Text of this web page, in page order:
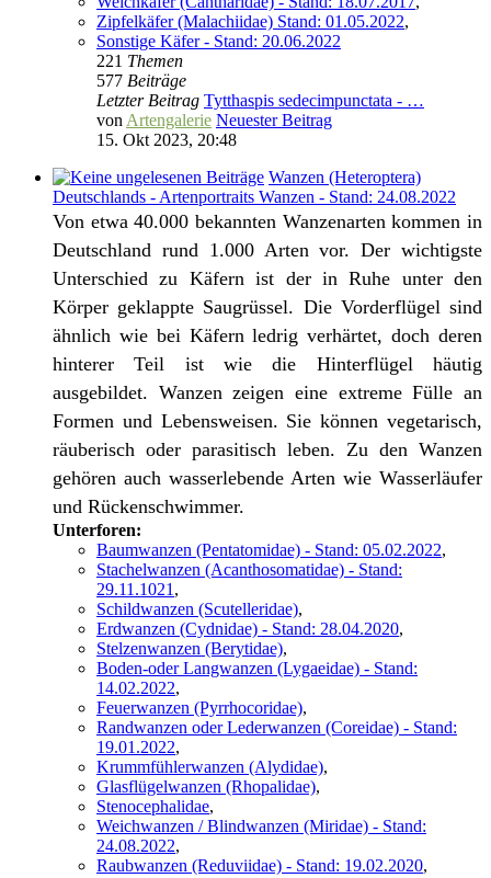
Zipfelkäfer (Malachiidae) Stand: 01.05.2022,
Sonstige Käfer - Stand: 20.06.2022
221 Themen
577 Beiträge
Letzter Beitrag Tytthaspis sedecimpunctata - …
von Artengalerie Neuester Beitrag
15. Okt 2023, 20:48
Wanzen (Heteroptera)
Deutschlands - Artenportraits Wanzen - Stand: 24.08.2022
Von etwa 40.000 bekannten Wanzenarten kommen in
Deutschland rund 1.000 Arten vor. Der wichtigste
Unterschied zu Käfern ist der in Ruhe unter den
Körper geklappte Saugrüssel. Die Vorderflügel sind
ähnlich wie bei Käfern ledrig verhärtet, doch deren
hinterer Teil ist wie die Hinterflügel häutig
ausgebildet. Wanzen zeigen eine extreme Fülle an
Formen und Lebensweisen. Sie können vegetarisch,
räuberisch oder parasitisch leben. Zu den Wanzen
gehören auch wasserlebende Arten wie Wasserläufer
und Rückenschwimmer.
Unterforen:
Baumwanzen (Pentatomidae) - Stand: 05.02.2022,
Stachelwanzen (Acanthosomatidae) - Stand:
29.11.1021 ,
Schildwanzen (Scutelleridae),
Erdwanzen (Cydnidae) - Stand: 28.04.2020,
Stelzenwanzen (Berytidae),
Boden-oder Langwanzen (Lygaeidae) - Stand:
14.02.2022,
Feuerwanzen (Pyrrhocoridae),
Randwanzen oder Lederwanzen (Coreidae) - Stand:
19.01.2022,
Krummfühlerwanzen (Alydidae),
Glasflügelwanzen (Rhopalidae),
Stenocephalidae,
Weichwanzen / Blindwanzen (Miridae) - Stand:
24.08.2022,
Raubwanzen (Reduviidae) - Stand: 19.02.2020,